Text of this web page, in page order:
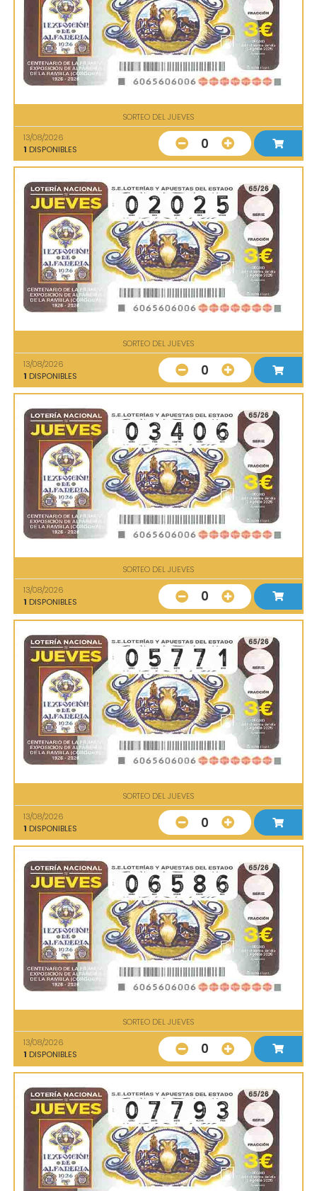
SORTEO DEL JUEVES
13/08/2026
1 DISPONIBLES 0
SORTEO DEL JUEVES
13/08/2026
1 DISPONIBLES 0
SORTEO DEL JUEVES
13/08/2026
1 DISPONIBLES 0
SORTEO DEL JUEVES
13/08/2026
1 DISPONIBLES 0
SORTEO DEL JUEVES
13/08/2026
1 DISPONIBLES 0